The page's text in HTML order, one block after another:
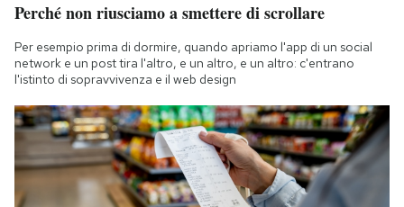
Perché non riusciamo a smettere di scrollare
Per esempio prima di dormire, quando apriamo l'app di un social
network e un post tira l'altro, e un altro, e un altro: c'entrano
l'istinto di sopravvivenza e il web design